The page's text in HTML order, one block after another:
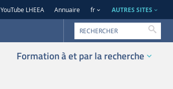
YouTube LHEEA Annuaire fr AUTRES SITES
Formation à et par la recherche